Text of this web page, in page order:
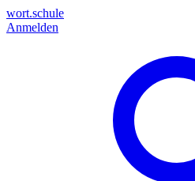
wort.schule
Anmelden